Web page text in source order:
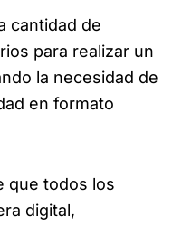
cantidad de
para realizar un
la necesidad de
en formato
que todos los
digital,